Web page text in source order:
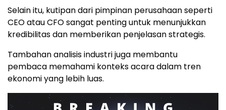
Selain itu, kutipan dari pimpinan perusahaan seperti
CEO atau CFO sangat penting untuk menunjukkan
kredibilitas dan memberikan penjelasan strategis.
Tambahan analisis industri juga membantu
pembaca memahami konteks acara dalam tren
ekonomi yang lebih luas.